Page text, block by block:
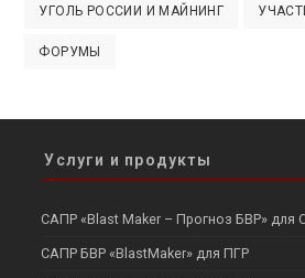
УГОЛЬ РОССИИ И МАЙНИНГ
ФОРУМЫ
Услуги и продукты
САПР «Blast Maker – Прогноз БВР» для
САПР БВР «BlastMaker» для ПГР